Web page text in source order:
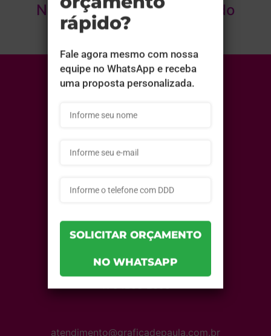
Nenhum produto encontrado
Orçamento
Fale Conosco
atendimento@graficadepaula.com.br